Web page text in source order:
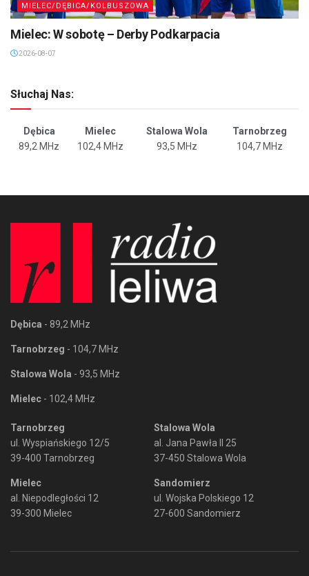
MIELEC/DĘBICA/KOLBUSZOWA
Mielec: W sobotę – Derby Podkarpacia
2026-08-07
Słuchaj Nas:
Dębica Mielec Stalowa Wola
Tarnobrzeg
89,2 MHz
102,4 MHz 93,5 MHz 104,7 MHz
Dębica - 89,2 MHz
Tarnobrzeg - 104,7 MHz
Stalowa Wola - 93,5 MHz
Mielec - 102,4 MHz
Tarnobrzeg
ul. Wyspiańskiego 12/5
39-400 Tarnobrzeg
Mielec
al. Niepodległości 12
39-300 Mielec
Stalowa Wola
al. Jana Pawła II 25
37-450 Stalowa Wola
Sandomierz
ul. Wojska Polskiego 12
27-600 Sandomierz